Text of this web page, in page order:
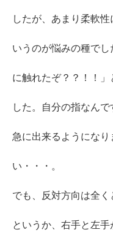
したが、あまり柔軟
いうのが悩みの種で
に触れたぞ？？！！
した。自分の指なん
急に出来るようにな
い・・・。
でも、反対方向は全く
というか、右手と左